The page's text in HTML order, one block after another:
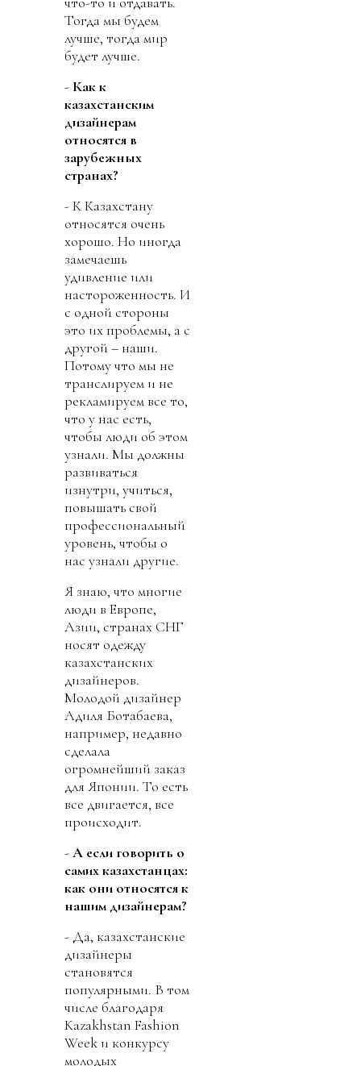
Тогда мы будем
лучше, тогда мир
будет лучше.
-Как к
казахстанским
дизайнерам
относятся в
зарубежных
странах?
- К Казахстану
относятся очень
хорошо. Но иногда
замечаешь
удивление или
настороженность. И
с одной стороны
это их проблемы, а с
другой – наши.
Потому что мы не
транслируем и не
рекламируем все то,
что у нас есть,
чтобы люди об этом
узнали. Мы должны
развиваться
изнутри, учиться,
повышать свой
профессиональный
уровень, чтобы о
нас узнали другие.
Я знаю, что многие
люди в Европе,
Азии, странах СНГ
носят одежду
казахстанских
дизайнеров.
Молодой дизайнер
Адиля Ботабаева,
например, недавно
сделала
огромнейший заказ
для Японии. То есть
все двигается, все
происходит.
-А если говорить о
самих казахстанцах:
как они относятся к
нашим дизайнерам?
- Да, казахстанские
дизайнеры
становятся
популярными. В том
числе благодаря
Kazakhstan Fashion
Week и конкурсу
молодых